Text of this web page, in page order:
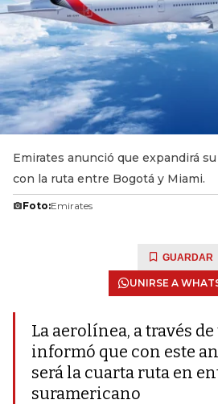
Emirates anunció que expandirá
con la ruta entre Bogotá y Miami.
Foto:Emirates
GUARDAR
UNIRSE A
La aerolínea, a través
informó que con este
será la cuarta ruta en
suramericano